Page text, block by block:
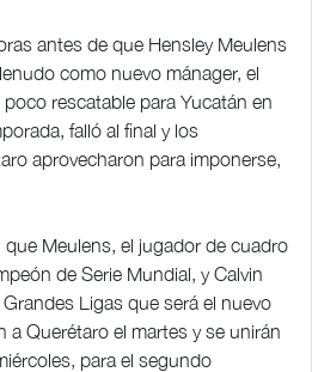
antes de que Hensley Meulens
como nuevo mánager, el
rescatable para Yucatán en
falló al final y los
aprovecharon para imponerse,
Meulens, el jugador de cuadro
de Serie Mundial, y Calvin
Ligas que será el nuevo
a Querétaro el martes y se unirán
para el segundo